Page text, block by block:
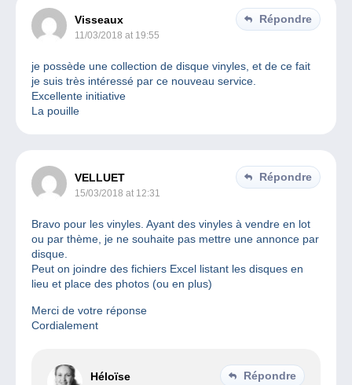
Visseaux
11/03/2018 at 19:55
Répondre
je possède une collection de disque vinyles, et de ce fait
je suis très intéressé par ce nouveau service.
Excellente initiative
La pouille
VELLUET
15/03/2018 at 12:31
Répondre
Bravo pour les vinyles. Ayant des vinyles à vendre en lot
ou par thème, je ne souhaite pas mettre une annonce par
disque.
Peut on joindre des fichiers Excel listant les disques en
lieu et place des photos (ou en plus)
Merci de votre réponse
Cordialement
Héloïse Répondre